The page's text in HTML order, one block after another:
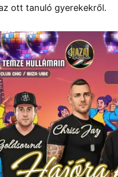
ott tanuló gyerekekről.